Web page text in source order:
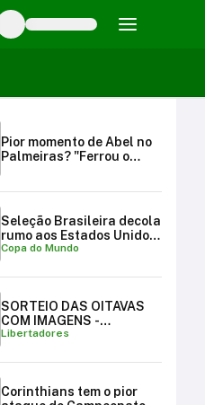
Pior momento de Abel no
Palmeiras? "Ferrou o
Seleção Brasileira decola
rumo aos Estados Unidos
para a Copa do Mundo
Copa do Mundo
SORTEIO DAS OITAVAS
COM IMAGENS -
LIBERTADORES E
Libertadores
Corinthians tem o pior